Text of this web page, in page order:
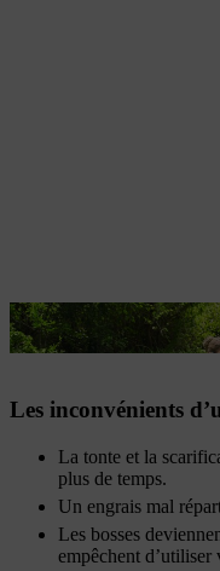
Une pelouse plane est plus
Les inconvénients
La tonte et la
plus de temps.
Un engrais mal
Les bosses
empêchent d’utiliser